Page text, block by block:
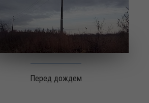
Перед дождем